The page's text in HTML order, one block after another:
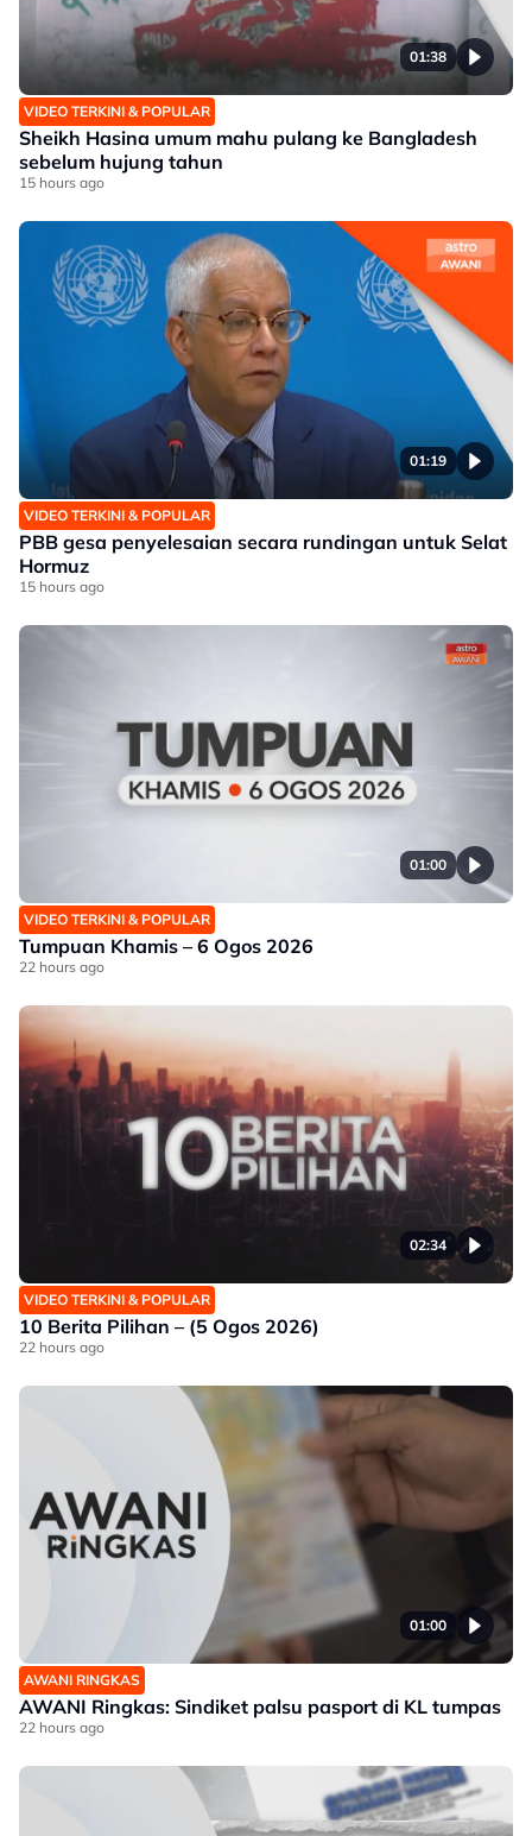
01:38
VIDEO TERKINI & POPULAR
Sheikh Hasina umum mahu pulang ke Bangladesh
sebelum hujung tahun
15 hours ago
01:19
VIDEO TERKINI & POPULAR
PBB gesa penyelesaian secara rundingan untuk Selat
Hormuz
15 hours ago
01:00
VIDEO TERKINI & POPULAR
Tumpuan Khamis – 6 Ogos 2026
22 hours ago
02:34
VIDEO TERKINI & POPULAR
10 Berita Pilihan – (5 Ogos 2026)
22 hours ago
01:00
AWANI RINGKAS
AWANI Ringkas: Sindiket palsu pasport di KL tumpas
22 hours ago